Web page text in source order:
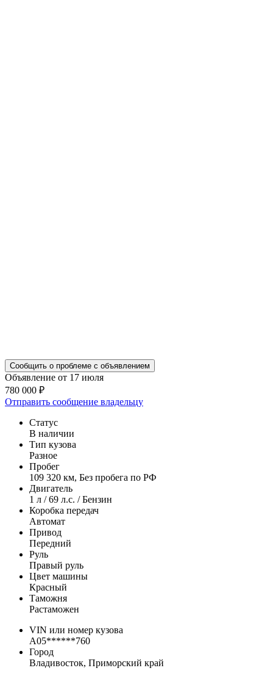
Сообщить о проблеме с объявлением
Объявление от 17 июля
780 000 ₽
Отправить сообщение владельцу
Статус
В наличии
Тип кузова
Разное
Пробег
109 320 км, Без пробега по РФ
Двигатель
1 л / 69 л.с. / Бензин
Коробка передач
Автомат
Привод
Передний
Руль
Правый руль
Цвет машины
Красный
Таможня
Растаможен
VIN или номер кузова
A05******760
Город
Владивосток, Приморский край